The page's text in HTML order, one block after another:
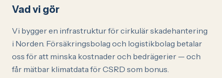
Vad vi gör
Vi bygger en infrastruktur för cirkulär skadehantering
i Norden. Försäkringsbolag och logistikbolag betalar
oss för att minska kostnader och bedrägerier — och
får mätbar klimatdata för CSRD som bonus.